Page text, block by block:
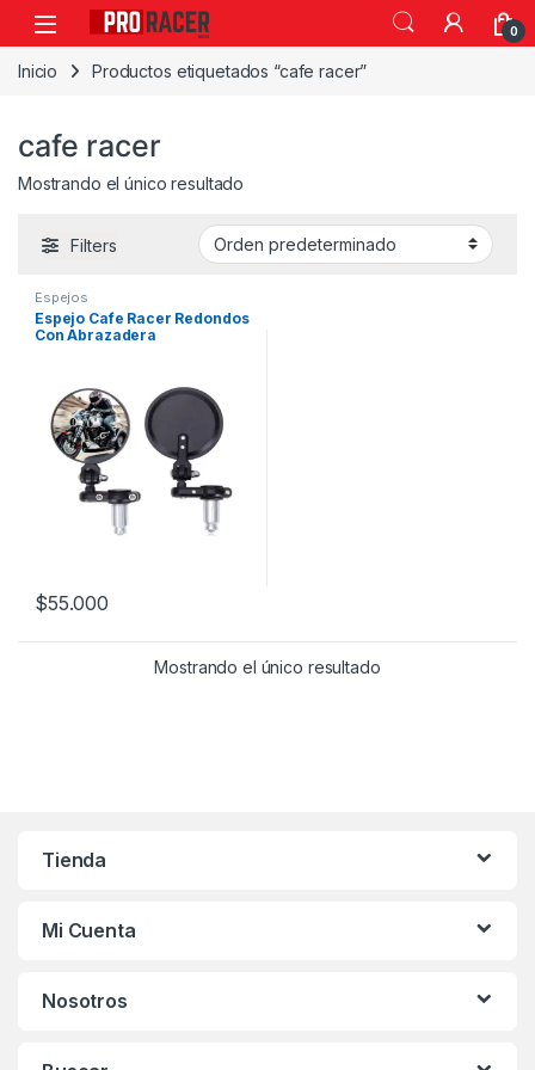
0
Inicio Productos etiquetados “cafe racer”
cafe racer
Mostrando el único resultado
Filters
Espejos
Espejo Cafe Racer Redondos
Con Abrazadera
$55.000
Mostrando el único resultado
Tienda
Mi Cuenta
Nosotros